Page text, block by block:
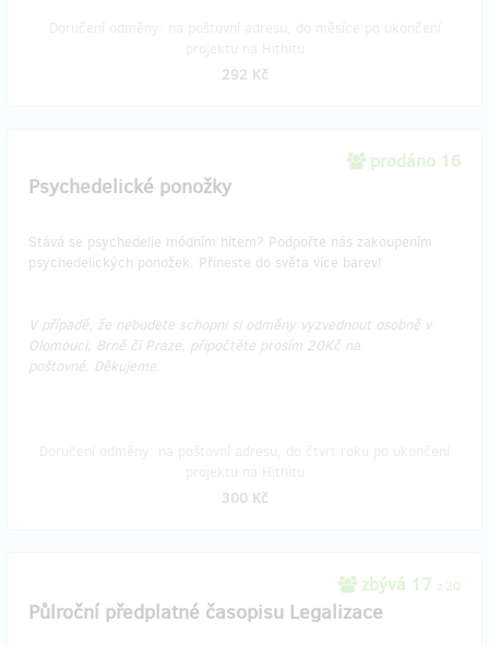
292 Kč
prodáno 16
Psychedelické ponožky
Stává se psychedelie módním hitem? Podpořte nás zakoupením
psychedelických ponožek. Přineste do světa více barev!
V případě, že nebudete schopni si odměny vyzvednout osobně v
Olomouci, Brně či Praze, připočtěte prosím 20Kč na
poštovné. Děkujeme.
300 Kč
zbývá 17 z 20
Půlroční předplatné časopisu Legalizace